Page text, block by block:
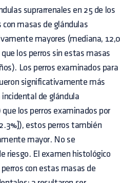
suprarrenales en 25 de los
con masas de glándulas
mayores (mediana, 12,0
los perros sin estas masas
Los perros examinados para
significativamente más
de glándula
los perros examinados por
estos perros también
mayor. No se
riesgo. El examen histológico
con estas masas de